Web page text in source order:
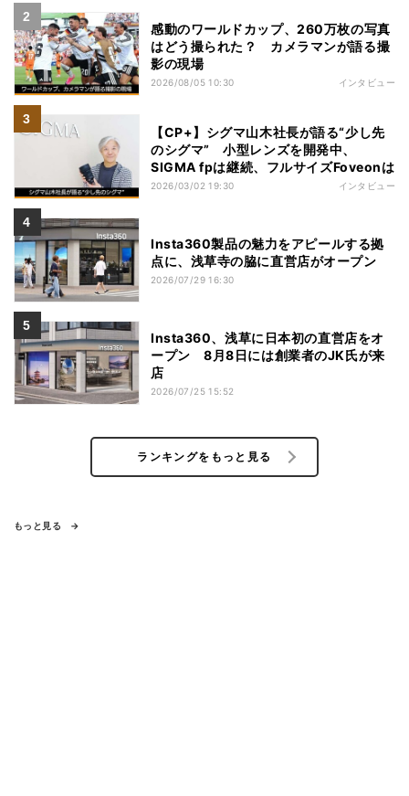
感動のワールドカップ、260万枚の写真
はどう撮られた？ カメラマンが語る撮
影の現場
2026/08/05 10:30 インタビュー
【CP+】シグマ山木社長が語る“少し先
のシグマ” 小型レンズを開発中、
SIGMA fpは継続、フルサイズFoveonは
2026/03/02 19:30 インタビュー
Insta360製品の魅力をアピールする拠
点に、浅草寺の脇に直営店がオープン
2026/07/29 16:30
Insta360、浅草に日本初の直営店をオ
ープン 8月8日には創業者のJK氏が来
店
2026/07/25 15:52
ランキングをもっと見る
もっと見る